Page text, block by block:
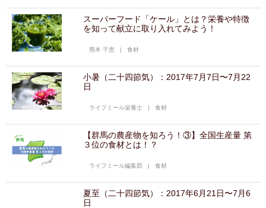
スーパーフード「ケール」とは？栄養や特徴
を知って献立に取り入れてみよう！
熊本 千恵 |食材
小暑（二十四節気）：2017年7月7日〜7月22
日
ライフミール栄養士 |食材
【群馬の農産物を知ろう！③】全国生産量 第
３位の食材とは！？
ライフミール編集部 |食材
夏至（二十四節気）：2017年6月21日〜7月6
日